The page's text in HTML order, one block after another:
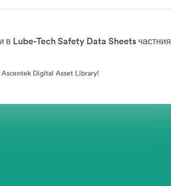
Lube-Tech Safety Data Sheets частния
Digital Asset Library!